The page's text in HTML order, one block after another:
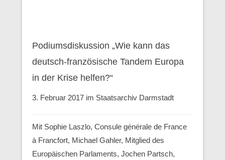
Podiumsdiskussion „Wie kann das
deutsch-französische Tandem Europa
in der Krise helfen?“
3. Februar 2017 im Staatsarchiv Darmstadt
Mit Sophie Laszlo, Consule générale de France
à Francfort, Michael Gahler, Mitglied des
Europäischen Parlaments, Jochen Partsch,